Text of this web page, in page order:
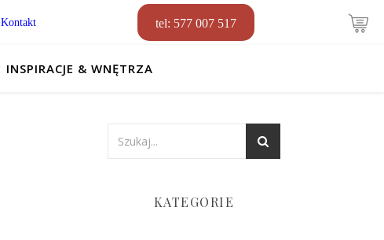
Kontakt tel: 577 007 517
INSPIRACJE & WNĘTRZA
KATEGORIE